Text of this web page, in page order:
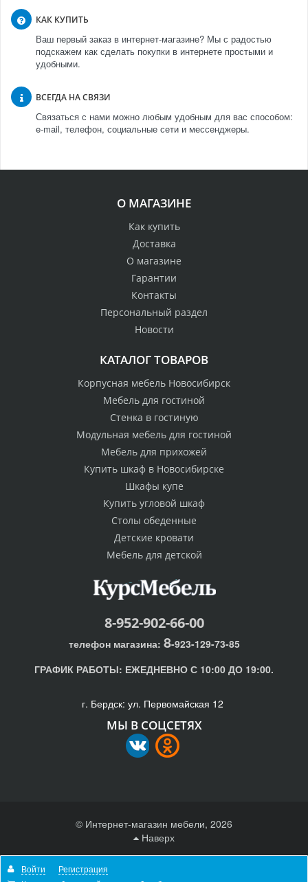
КАК КУПИТЬ
Ваш первый заказ в интернет-магазине? Мы с радостью
подскажем как сделать покупки в интернете простыми и
удобными.
ВСЕГДА НА СВЯЗИ
Связаться с нами можно любым удобным для вас способом:
e-mail, телефон, социальные сети и мессенджеры.
О МАГАЗИНЕ
Как купить
Доставка
О магазине
Гарантии
Контакты
Персональный раздел
Новости
КАТАЛОГ ТОВАРОВ
Корпусная мебель Новосибирск
Мебель для гостиной
Стенка в гостиную
Модульная мебель для гостиной
Мебель для прихожей
Купить шкаф в Новосибирске
Шкафы купе
Купить угловой шкаф
Столы обеденные
Детские кровати
Мебель для детской
8-952-902-66-00
телефон магазина: 8-923-129-73-85
ГРАФИК РАБОТЫ: ЕЖЕДНЕВНО С 10:00 ДО 19:00.
г. Бердск: ул. Первомайская 12
МЫ В СОЦСЕТЯХ
© Интернет-магазин мебели, 2026
Наверх
Отправляя любую форму на сайте, вы соглашаетесь с
политикой конфиденциальности
Войти
Регистрация